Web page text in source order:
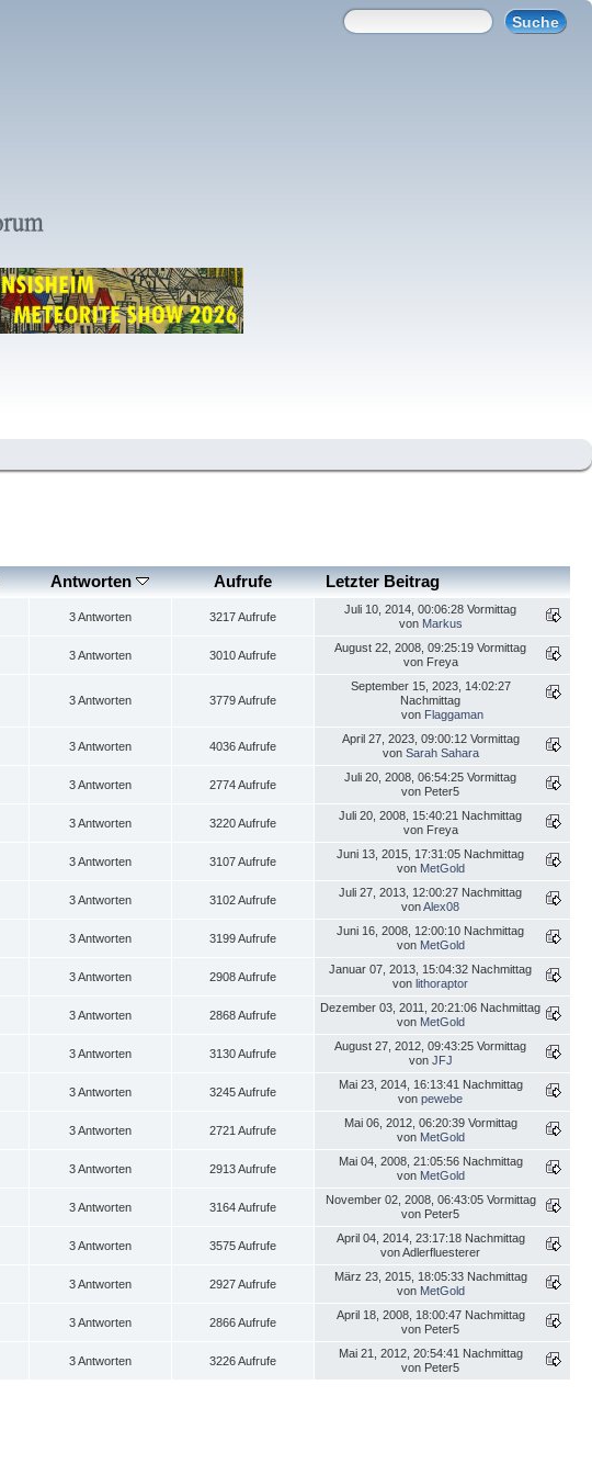
Antworten Aufrufe Letzter Beitrag
3 Antworten 3217 Aufrufe
Juli 10, 2014, 00:06:28 Vormittag
von Markus
3 Antworten 3010 Aufrufe
August 22, 2008, 09:25:19 Vormittag
von Freya
3 Antworten 3779 Aufrufe
September 15, 2023, 14:02:27
Nachmittag
von Flaggaman
3 Antworten 4036 Aufrufe
April 27, 2023, 09:00:12 Vormittag
von Sarah Sahara
3 Antworten 2774 Aufrufe
Juli 20, 2008, 06:54:25 Vormittag
von Peter5
3 Antworten 3220 Aufrufe
Juli 20, 2008, 15:40:21 Nachmittag
von Freya
3 Antworten 3107 Aufrufe
Juni 13, 2015, 17:31:05 Nachmittag
von MetGold
3 Antworten 3102 Aufrufe
Juli 27, 2013, 12:00:27 Nachmittag
vonAlex08
3 Antworten 3199 Aufrufe
Juni 16, 2008, 12:00:10 Nachmittag
von MetGold
3 Antworten 2908 Aufrufe
Januar 07, 2013, 15:04:32 Nachmittag
von lithoraptor
3 Antworten 2868 Aufrufe
Dezember 03, 2011, 20:21:06 Nachmittag
von MetGold
3 Antworten 3130 Aufrufe
August 27, 2012, 09:43:25 Vormittag
von JFJ
3 Antworten 3245 Aufrufe
Mai 23, 2014, 16:13:41 Nachmittag
von pewebe
3 Antworten 2721 Aufrufe
Mai 06, 2012, 06:20:39 Vormittag
von MetGold
3 Antworten 2913 Aufrufe
Mai 04, 2008, 21:05:56 Nachmittag
von MetGold
3 Antworten 3164 Aufrufe
November 02, 2008, 06:43:05 Vormittag
von Peter5
3 Antworten 3575 Aufrufe
April 04, 2014, 23:17:18 Nachmittag
von Adlerfluesterer
3 Antworten 2927 Aufrufe
März 23, 2015, 18:05:33 Nachmittag
von MetGold
3 Antworten 2866 Aufrufe
April 18, 2008, 18:00:47 Nachmittag
von Peter5
3 Antworten 3226 Aufrufe
Mai 21, 2012, 20:54:41 Nachmittag
von Peter5